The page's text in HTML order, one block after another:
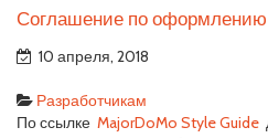
Соглашение по оформлению
10 апреля, 2018
Разработчикам
По ссылке MajorDoMo Style Guide